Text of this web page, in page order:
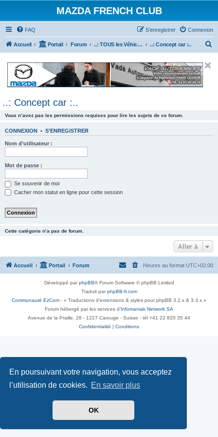
En poursuivant votre navigation, vous acceptez
l’utilisation de cookies. En savoir plus
OK
MAZDA FRENCH CLUB
FAQ Connexion
S’enregistrer
Accueil Portail Forum ..: TOUS les Véhicules MAZDA :.. ..: Concept car :..
e
..: Concept car :..
Vous n’avez pas les permissions requises pour lire les sujets de ce forum.
CONNEXION • S’ENREGISTRER
Nom d’utilisateur :
Mot de passe :
Se souvenir de moi
Cacher mon statut en ligne pour cette session
Cette catégorie n’a pas de forum.
Aller à
Accueil Portail Forum Heures au format UTC+02:00
Développé parphpBB® Forum Software © phpBB Limited
Traduit parphpBB-fr.com
Communauté EzCom : « Traductions d'extensions & styles pour phpBB 3.2.x & 3.3.x »
Forum hébergé par les services d’ Infomaniak Network SA
Avenue de la Praille, 26 - 1227 Carouge - Suisse - tél +41 22 820 35 44
Confidentialité
Conditions